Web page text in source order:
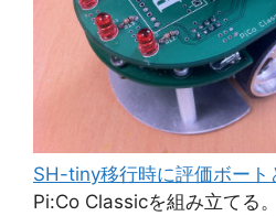
SH-tiny移行時に評価ボート
Pi:Co Classicを組み立てる。